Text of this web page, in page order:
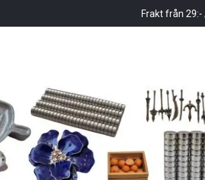
Frakt från